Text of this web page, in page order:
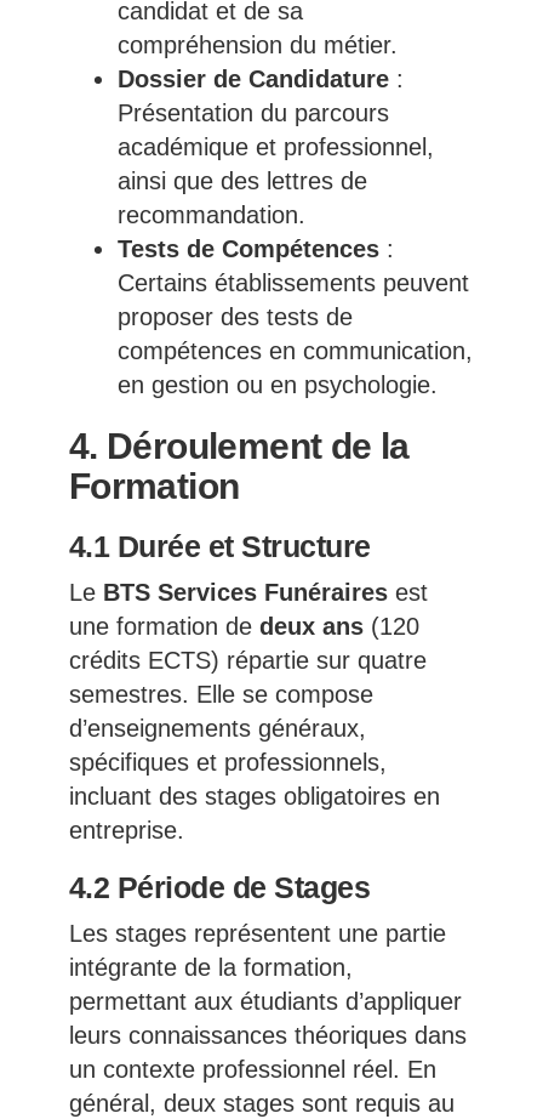
candidat et de sa
compréhension du métier.
Dossier de Candidature:
Présentation du parcours
académique et professionnel,
ainsi que des lettres de
recommandation.
Tests de Compétences:
Certains établissements peuvent
proposer des tests de
compétences en communication,
en gestion ou en psychologie.
4. Déroulement de la
Formation
4.1 Durée et Structure
Le BTS Services Funérairesest
une formation de deux ans(120
crédits ECTS) répartie sur quatre
semestres. Elle se compose
d’enseignements généraux,
spécifiques et professionnels,
incluant des stages obligatoires en
entreprise.
4.2 Période de Stages
Les stages représentent une partie
intégrante de la formation,
permettant aux étudiants d’appliquer
leurs connaissances théoriques dans
un contexte professionnel réel. En
général, deux stages sont requis au